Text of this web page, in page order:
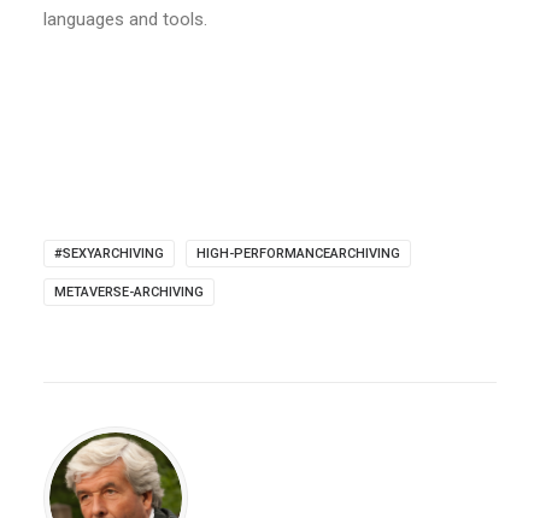
languages and tools.
#SEXYARCHIVING HIGH-PERFORMANCEARCHIVING
METAVERSE-ARCHIVING